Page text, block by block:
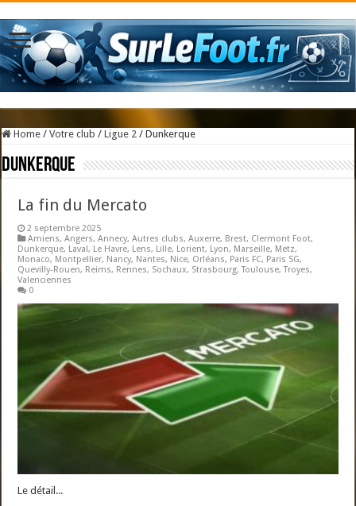
Home / Votre club / Ligue 2 / Dunkerque
Dunkerque
La fin du Mercato
2 septembre 2025
Amiens,Angers,Annecy,Autres clubs,Auxerre, Brest, Clermont Foot,
Dunkerque, Laval, Le Havre, Lens, Lille, Lorient, Lyon, Marseille, Metz,
Monaco, Montpellier, Nancy, Nantes, Nice, Orléans, Paris FC, Paris SG,
Quevilly-Rouen, Reims, Rennes, Sochaux, Strasbourg,Toulouse,Troyes,
Valenciennes
0
Le détail...